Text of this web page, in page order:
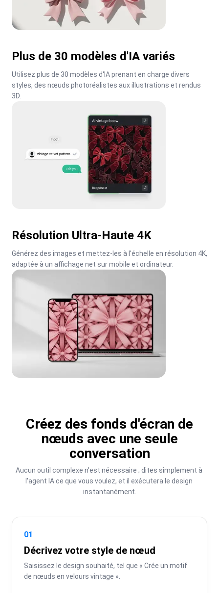
Plus de 30 modèles d'IA variés
Utilisez plus de 30 modèles d'IA prenant en charge divers
styles, des nœuds photoréalistes aux illustrations et rendus
3D.
Résolution Ultra-Haute 4K
Générez des images et mettez-les à l'échelle en résolution 4K,
adaptée à un affichage net sur mobile et ordinateur.
Créez des fonds d'écran de
nœuds avec une seule
conversation
Aucun outil complexe n'est nécessaire ; dites simplement à
l'agent IA ce que vous voulez, et il exécutera le design
instantanément.
01
Décrivez votre style de nœud
Saisissez le design souhaité, tel que « Crée un motif
de nœuds en velours vintage ».